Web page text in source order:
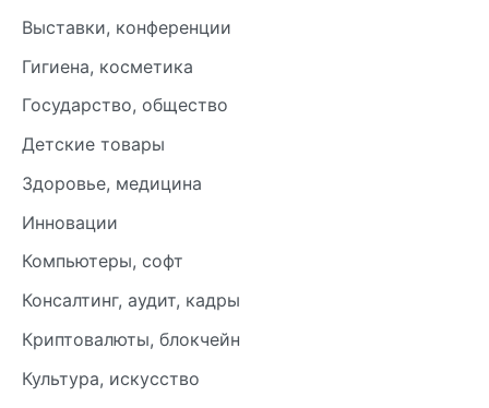
Выставки, конференции
Гигиена, косметика
Государство, общество
Детские товары
Здоровье, медицина
Инновации
Компьютеры, софт
Консалтинг, аудит, кадры
Криптовалюты, блокчейн
Культура, искусство